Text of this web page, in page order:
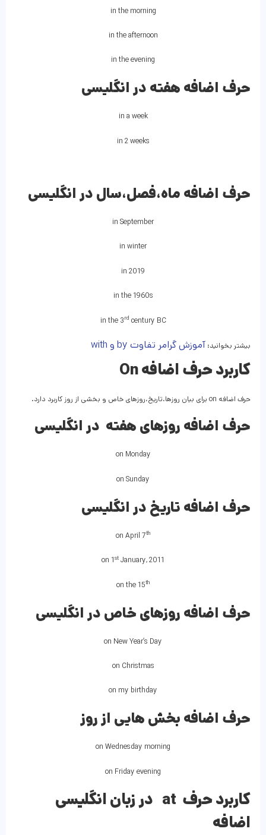
in the morning
in the afternoon
in the evening
حرف اضافه هفته در انگلیسی
in a week
in 2 weeks
حرف اضافه ماه،فصل،سال در انگلیسی
in September
in winter
in 2019
in the 1960s
in the 3rd century BC
بیشتر بخوانید: آموزش گرامر تفاوت by و with
کاربرد حرف اضافه On
حرف اضافه on برای بیان روزها،تاریخ،روزهای خاص و بخشی از روز کاربرد دارد.
حرف اضافه روزهای هفته در انگلیسی
on Monday
on Sunday
حرف اضافه تاریخ در انگلیسی
on April 7th
on 1st January, 2011
on the 15th
حرف اضافه روزهای خاص در انگلیسی
on New Year’s Day
on Christmas
on my birthday
حرف اضافه بخش هایی از روز
on Wednesday morning
on Friday evening
در زبان انگلیسی at کاربرد حرف
اضافه